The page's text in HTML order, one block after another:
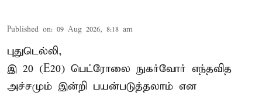
Published on: 09 Aug 2026, 8:18 am
புதுடெல்லி,
இ 20 (E20) பெட்ரோலை நுகர்வோர் எந்தவித
அச்சமும் இன்றி பயன்படுத்தலாம் என